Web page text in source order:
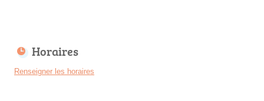
Horaires
Renseigner les horaires